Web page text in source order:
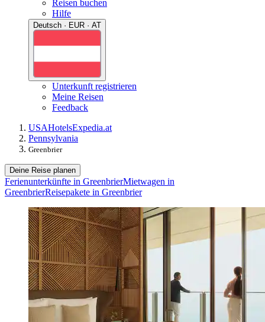
Reisen buchen
Hilfe
Deutsch · EUR · AT
Unterkunft registrieren
Meine Reisen
Feedback
USAHotelsExpedia.at
Pennsylvania
Greenbrier
Deine Reise planen
Ferienunterkünfte in GreenbrierMietwagen in
GreenbrierReisepakete in Greenbrier